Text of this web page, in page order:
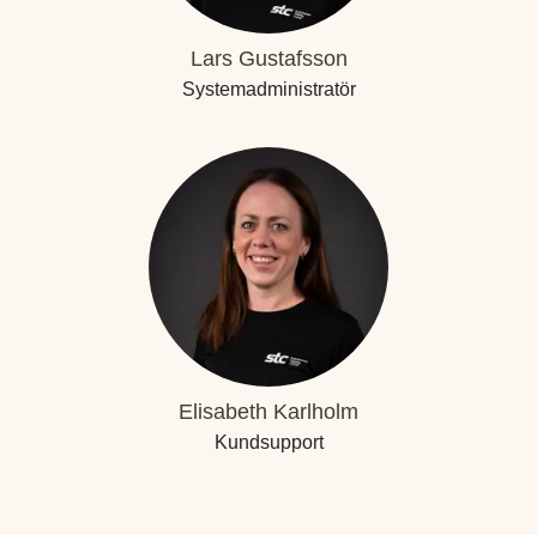
Lars Gustafsson
Systemadministratör
Elisabeth Karlholm
Kundsupport